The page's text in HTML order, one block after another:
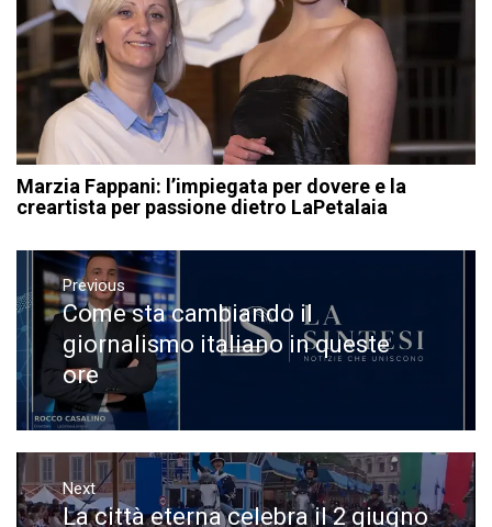
Marzia Fappani: l’impiegata per dovere e la
creartista per passione dietro LaPetalaia
Navigazione
articoli
Previous
Previous
post:
Come sta cambiando il
giornalismo italiano in queste
ore
Next
Next
La città eterna celebra il 2 giugno